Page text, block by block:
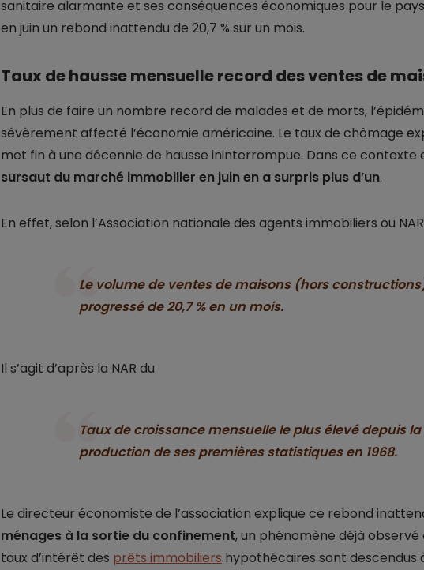
sanitaire alarmante et ses conséquences économiques pour le
en juin un rebond inattendu de 20,7 % sur un mois.
Taux de hausse mensuelle record des ventes de
En plus de faire un nombre record de malades et de morts,
sévèrement affecté l’économie américaine. Le taux de chômage
met fin à une décennie de hausse ininterrompue. Dans ce
sursaut du marché immobilier en juin en a surpris plus d’un.
En effet, selon l’Association nationale des agents immobiliers ou
Le volume de ventes de maisons (hors
progressé de 20,7 % en un mois.
Il s’agit d’après la NAR du
Taux de croissance mensuelle le plus élevé depuis la
production de ses premières statistiques en 1968.
Le directeur économiste de l’association explique ce rebond
ménages à la sortie du confinement, un phénomène déjà observé
taux d’intérêt des prêts immobiliers hypothécaires sont descendus